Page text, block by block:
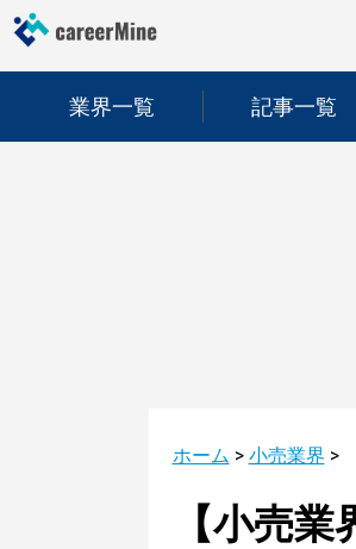
業界一覧 記事一覧
ホーム > 小売業界 >
【小売